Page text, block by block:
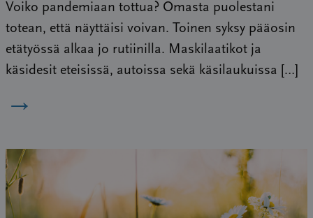
Voiko pandemiaan tottua? Omasta puolestani
totean, että näyttäisi voivan. Toinen syksy pääosin
etätyössä alkaa jo rutiinilla. Maskilaatikot ja
käsidesit eteisissä, autoissa sekä käsilaukuissa […]
→